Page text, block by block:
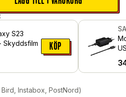
S23
Skyddsfilm
KÖP
Instabox, PostNord)